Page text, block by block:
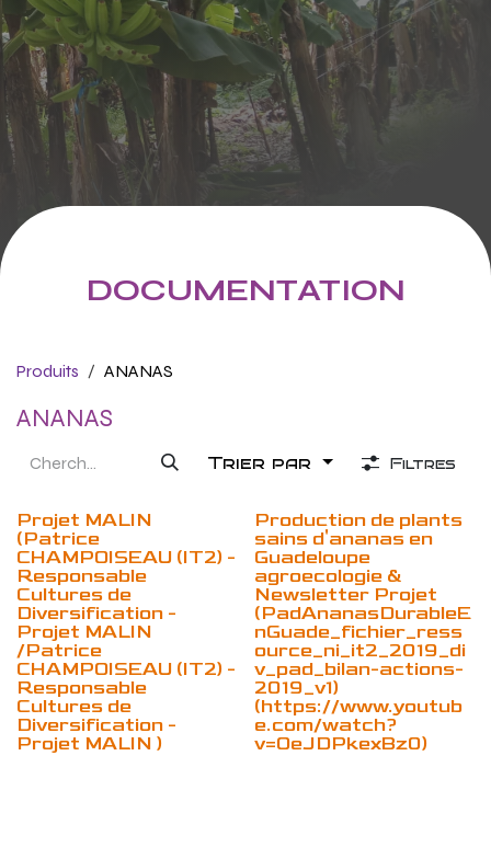
DOCUMENTATION
Produits ANANAS
ANANAS
Trier par Filtres
Projet MALIN
(Patrice
CHAMPOISEAU (IT2) -
Responsable
Cultures de
Diversification -
Projet MALIN
/Patrice
CHAMPOISEAU (IT2) -
Responsable
Cultures de
Diversification -
Projet MALIN )
Production de plants
sains d'ananas en
Guadeloupe
agroecologie &
Newsletter Projet
(PadAnanasDurableE
nGuade_fichier_ress
ource_ni_it2_2019_di
v_pad_bilan-actions-
2019_v1)
(https://www.youtub
e.com/watch?
v=OeJDPkexBz0)